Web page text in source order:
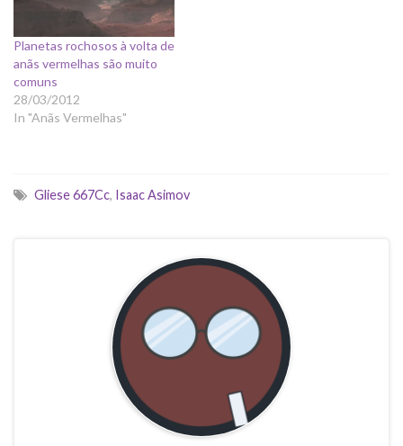
Planetas rochosos à volta de
anãs vermelhas são muito
comuns
28/03/2012
In "Anãs Vermelhas"
Gliese 667Cc, Isaac Asimov